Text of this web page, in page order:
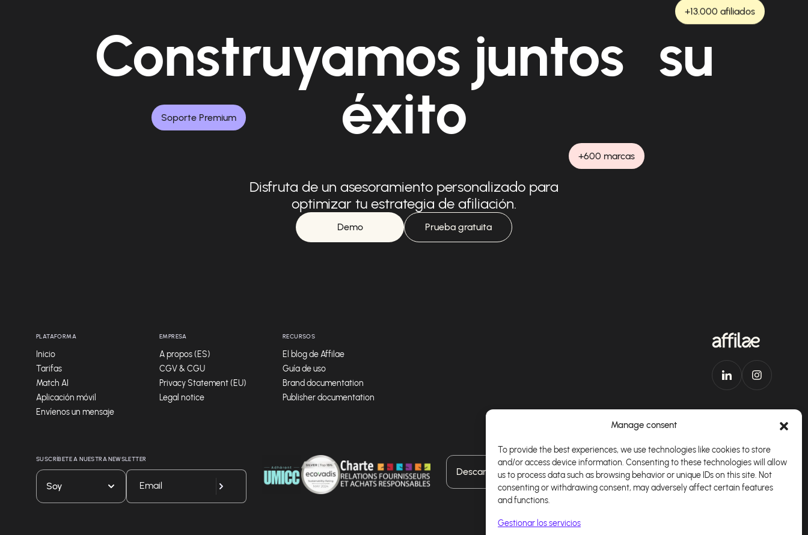
Manage consent
To provide the best experiences, we use technologies like cookies to store
and/or access device information. Consenting to these technologies will allow
us to process data such as browsing behavior or unique IDs on this site. Not
consenting or withdrawing consent, may adversely affect certain features
and functions.
Gestionar los servicios
Construyamos juntos su
éxito
Soporte Premium
+600 marcas
+13.000 afiliados
Disfruta de un asesoramiento personalizado para
optimizar tu estrategia de afiliación.
Demo Prueba gratuita
PLATAFORMA
Inicio
Tarifas
Match AI
Aplicación móvil
Envíenos un mensaje
EMPRESA
A propos (ES)
CGV & CGU
Privacy Statement (EU)
Legal notice
RECURSOS
El blog de Affilae
Guía de uso
Brand documentation
Publisher documentation
SUSCRÍBETE A NUESTRA NEWSLETTER
Soy
Descarga nuestra aplicación Español